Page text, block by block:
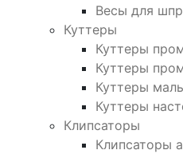
Весы для
Куттеры
Куттеры
Куттеры
Куттеры
Куттеры
Клипсаторы
Клипсаторы